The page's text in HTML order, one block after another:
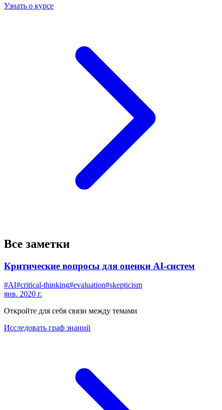
Узнать о курсе
Все заметки
Критические вопросы для оценки AI-систем
#AI#critical-thinking#evaluation#skepticism
янв. 2020 г.
Откройте для себя связи между темами
Исследовать граф знаний